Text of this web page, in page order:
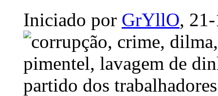
Iniciado por GrYllO,